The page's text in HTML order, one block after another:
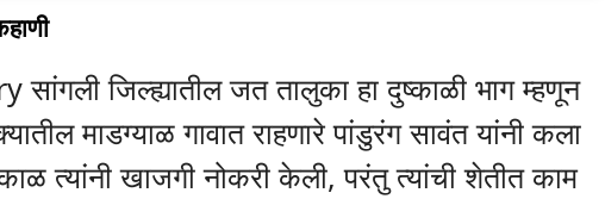
जिल्ह्यातील जत तालुका हा दुष्काळी भाग म्हणून
माडग्याळ गावात राहणारे पांडुरंग सावंत यांनी कला
त्यांनी खाजगी नोकरी केली, परंतु त्यांची शेतीत काम